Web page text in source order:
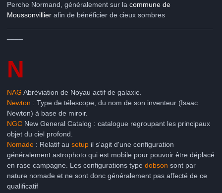
Perche Normand, généralement sur la commune de
Moussonvillier afin de bénéficier de cieux sombres
N
NAG Abréviation de Noyau actif de galaxie.
Newton : Type de télescope, du nom de son inventeur (Isaac
Newton) à base de miroir.
NGC New General Catalog : catalogue regroupant les principaux
objet du ciel profond.
Nomade : Relatif au setup il s'agit d'une configuration
généralement astrophoto qui est mobile pour pouvoir être déplacé
en rase campagne. Les configurations type dobson sont par
nature nomade et ne sont donc généralement pas affecté de ce
qualificatif